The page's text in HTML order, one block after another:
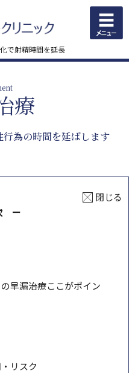
で射精時間を延長
療
為の時間を延ばします
閉じる
早漏治療ここがポイン
リスク